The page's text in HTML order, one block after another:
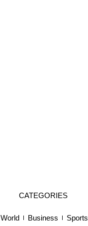
CATEGORIES
World Business Sports